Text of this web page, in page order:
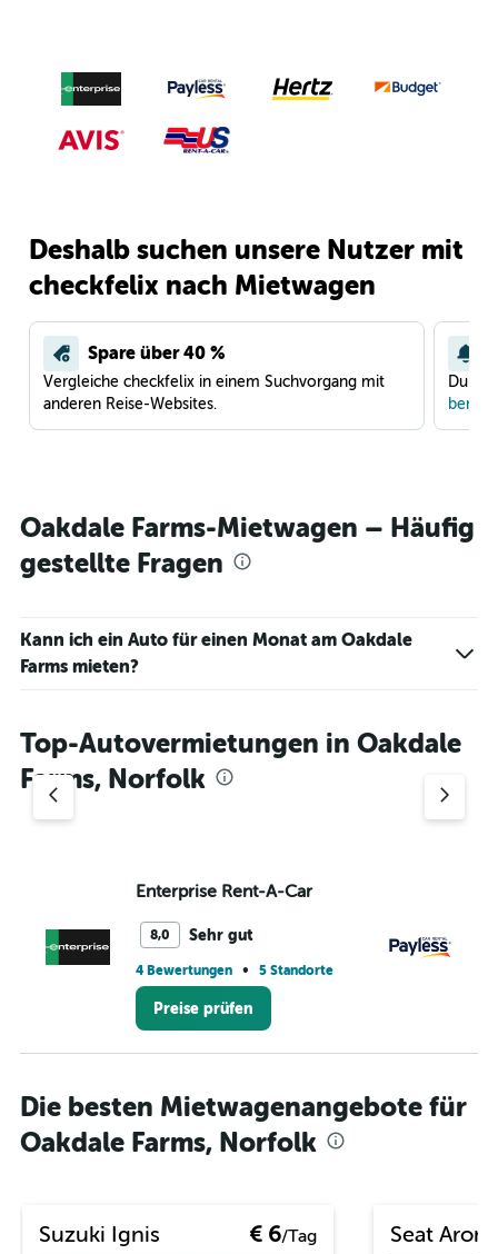
Deshalb suchen unsere Nutzer mit
checkfelix nach Mietwagen
Spare über 40 %
Vergleiche checkfelix in einem Suchvorgang mit
anderen Reise-Websites.
Du
Oakdale Farms-Mietwagen – Häufig
gestellte Fragen
Kann ich ein Auto für einen Monat am Oakdale
Farms mieten?
Top-Autovermietungen in Oakdale
Farms, Norfolk
Enterprise Rent-A-Car
8,0 Sehr gut
4 Bewertungen • 5 Standorte
Preise prüfen
Die besten Mietwagenangebote für
Oakdale Farms, Norfolk
Suzuki Ignis € 6/Tag
Seat Arona